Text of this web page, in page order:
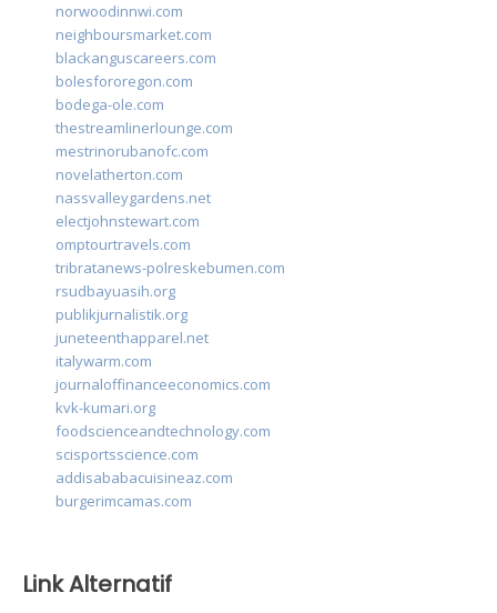
norwoodinnwi.com
neighboursmarket.com
blackanguscareers.com
bolesfororegon.com
bodega-ole.com
thestreamlinerlounge.com
mestrinorubanofc.com
novelatherton.com
nassvalleygardens.net
electjohnstewart.com
omptourtravels.com
tribratanews-polreskebumen.com
rsudbayuasih.org
publikjurnalistik.org
juneteenthapparel.net
italywarm.com
journaloffinanceeconomics.com
kvk-kumari.org
foodscienceandtechnology.com
scisportsscience.com
addisababacuisineaz.com
burgerimcamas.com
Link Alternatif